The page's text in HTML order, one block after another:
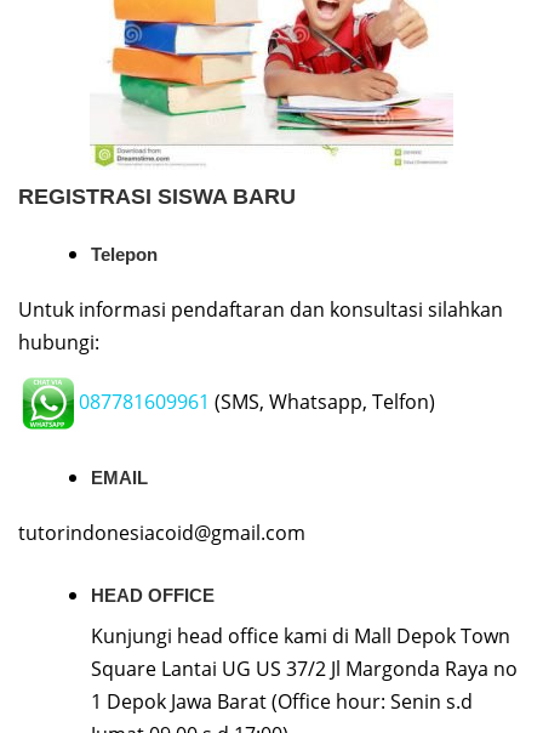
REGISTRASI SISWA BARU
Telepon
Untuk informasi pendaftaran dan konsultasi silahkan
hubungi:
087781609961 (SMS, Whatsapp, Telfon)
EMAIL
tutorindonesiacoid@gmail.com
HEAD OFFICE
Kunjungi head office kami di Mall Depok Town
Square Lantai UG US 37/2 Jl Margonda Raya no
1 Depok Jawa Barat (Office hour: Senin s.d